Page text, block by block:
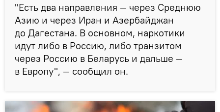
"Есть два направления — через Среднюю
Азию и через Иран и Азербайджан
до Дагестана. В основном, наркотики
идут либо в Россию, либо транзитом
через Россию в Беларусь и дальше —
в Европу", — сообщил он.